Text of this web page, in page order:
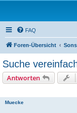
FAQ
Foren-Übersicht
Suche
Antworten
Muecke